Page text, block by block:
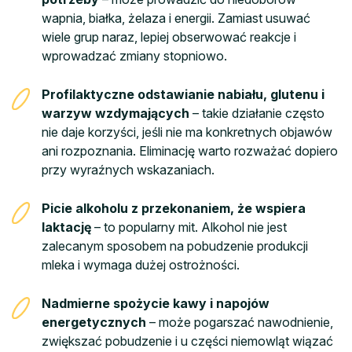
wapnia, białka, żelaza i energii. Zamiast usuwać
wiele grup naraz, lepiej obserwować reakcje i
wprowadzać zmiany stopniowo.
Profilaktyczne odstawianie nabiału, glutenu i
warzyw wzdymających – takie działanie często
nie daje korzyści, jeśli nie ma konkretnych objawów
ani rozpoznania. Eliminację warto rozważać dopiero
przy wyraźnych wskazaniach.
Picie alkoholu z przekonaniem, że wspiera
laktację – to popularny mit. Alkohol nie jest
zalecanym sposobem na pobudzenie produkcji
mleka i wymaga dużej ostrożności.
Nadmierne spożycie kawy i napojów
energetycznych – może pogarszać nawodnienie,
zwiększać pobudzenie i u części niemowląt wiązać